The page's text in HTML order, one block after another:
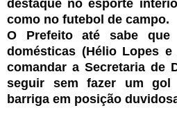
destaque no esporte
como no futebol de campo.
O Prefeito até sabe que
domésticas (Hélio Lopes
comandar a Secretaria de
seguir sem fazer um
barriga em posição